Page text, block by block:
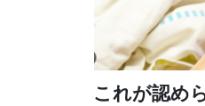
これが認め